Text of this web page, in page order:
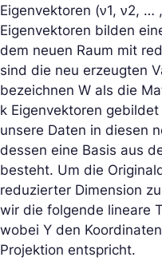
Eigenvektoren (ν1, ν2, …
Eigenvektoren bilden
dem neuen Raum mit
sind die neu erzeugten
bezeichnen W als die
k Eigenvektoren
unsere Daten in diesen
dessen eine Basis aus
besteht. Um die
reduzierter Dimension
wir die folgende lineare
wobei Y den
Projektion entspricht.